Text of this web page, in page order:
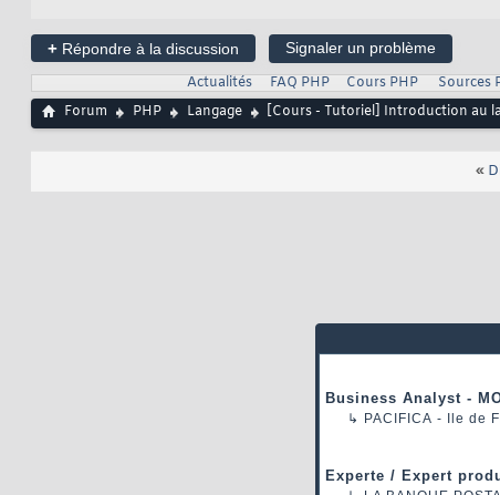
+ Répondre à la discussion
Signaler un problème
Actualités
FAQ PHP Cours PHP Sources
Forum
PHP Langage [Cours - Tutoriel] Introduction au
«
Business Analyst -
↳ PACIFICA - Ile de
Experte / Expert